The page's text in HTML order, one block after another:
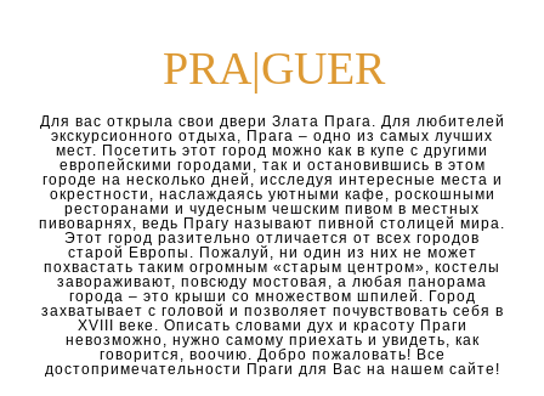
PRA|GUER
Для вас открыла свои двери Злата Прага. Для любителей
экскурсионного отдыха, Прага – одно из самых лучших
мест. Посетить этот город можно как в купе с другими
европейскими городами, так и остановившись в этом
городе на несколько дней, исследуя интересные места и
окрестности, наслаждаясь уютными кафе, роскошными
ресторанами и чудесным чешским пивом в местных
пивоварнях, ведь Прагу называют пивной столицей мира.
Этот город разительно отличается от всех городов
старой Европы. Пожалуй, ни один из них не может
похвастать таким огромным «старым центром», костелы
завораживают, повсюду мостовая, а любая панорама
города – это крыши со множеством шпилей. Город
захватывает с головой и позволяет почувствовать себя в
XVIII веке. Описать словами дух и красоту Праги
невозможно, нужно самому приехать и увидеть, как
говорится, воочию. Добро пожаловать! Все
достопримечательности Праги для Вас на нашем сайте!